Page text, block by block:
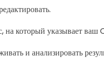
на который указывает ваш
и анализировать